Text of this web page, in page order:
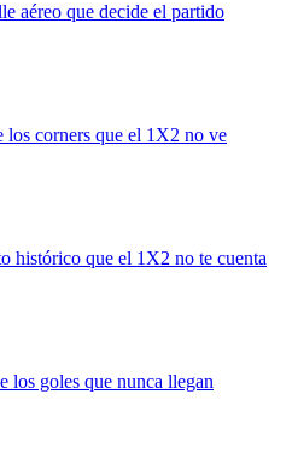
aéreo que decide el partido
corners que el 1X2 no ve
histórico que el 1X2 no te cuenta
los goles que nunca llegan